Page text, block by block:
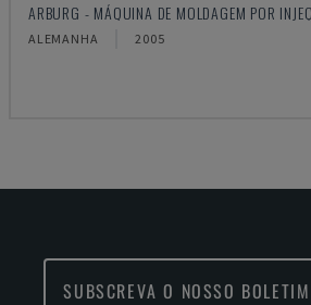
ARBURG - MÁQUINA DE MOLDAGEM POR
ALEMANHA 2005
SUBSCREVA O NOSSO